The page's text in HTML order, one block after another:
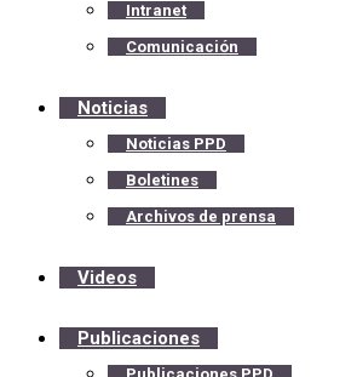
Intranet
Comunicación
Noticias
Noticias PPD
Boletines
Archivos de prensa
Videos
Publicaciones